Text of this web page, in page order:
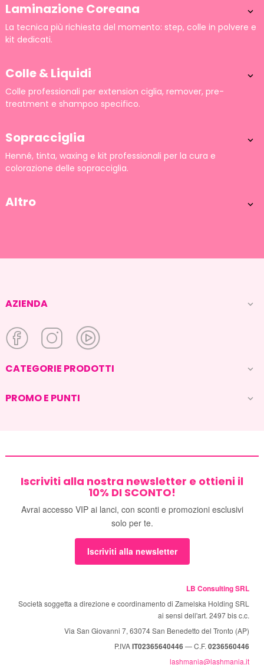
Laminazione Coreana 
La tecnica più richiesta del momento: step, colle in polvere e
kit dedicati.
Colle & Liquidi 
Colle professionali per extension ciglia, remover, pre-
treatment e shampoo specifico.
Sopracciglia 
Henné, tinta, waxing e kit professionali per la cura e
colorazione delle sopracciglia.
Altro 
AZIENDA 
CATEGORIE PRODOTTI 
PROMO E PUNTI 
Iscriviti alla nostra newsletter e ottieni il
10% DI SCONTO!
Avrai accesso VIP ai lanci, con sconti e promozioni esclusivi
solo per te.
Iscriviti alla newsletter
LB Consulting SRL
Società soggetta a direzione e coordinamento di Zamelska Holding SRL
ai sensi dell'art. 2497 bis c.c.
Via San Giovanni 7, 63074 San Benedetto del Tronto (AP)
P.IVAIT02365640446— C.F. 0236560446
lashmania@lashmania.it